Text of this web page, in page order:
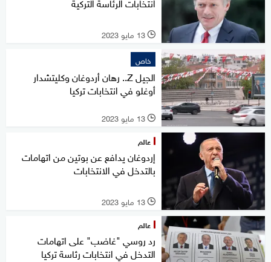
l 13 مايو 2023
خاص
الجيل Z.. رهان أردوغان وكليتشدار
أوغلو في انتخابات تركيا
l 13 مايو 2023
عالم
إردوغان يدافع عن بوتين من اتهامات
بالتدخل في الانتخابات
l 13 مايو 2023
عالم
رد روسي "غاضب" على اتهامات
التدخل في انتخابات رئاسة تركيا